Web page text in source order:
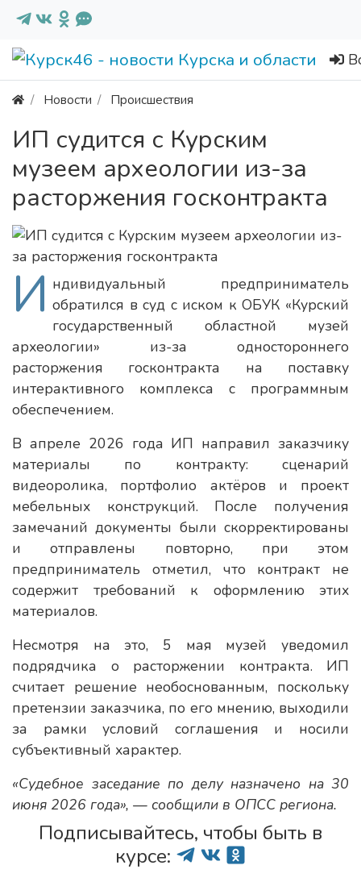
Новости Происшествия
ИП судится с Курским
музеем археологии из-за
расторжения госконтракта
И ндивидуальный предприниматель
обратился в суд с иском к ОБУК «Курский
государственный областной музей
археологии» из-за одностороннего
расторжения госконтракта на поставку
интерактивного комплекса с программным
обеспечением.
В апреле 2026 года ИП направил заказчику
материалы по контракту: сценарий
видеоролика, портфолио актёров и проект
мебельных конструкций. После получения
замечаний документы были скорректированы
и отправлены повторно, при этом
предприниматель отметил, что контракт не
содержит требований к оформлению этих
материалов.
Несмотря на это, 5 мая музей уведомил
подрядчика о расторжении контракта. ИП
считает решение необоснованным, поскольку
претензии заказчика, по его мнению, выходили
за рамки условий соглашения и носили
субъективный характер.
«Судебное заседание по делу назначено на 30
июня 2026 года», — сообщили в ОПСС региона.
Подписывайтесь, чтобы быть в
курсе: